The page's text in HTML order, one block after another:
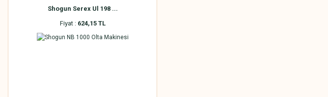
Shogun Serex Ul 198 ...
Fiyat : 624,15 TL